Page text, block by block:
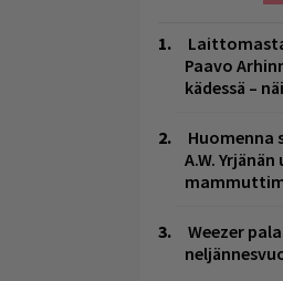
Paavo
kädessä –
Huomenna
A.W.
Weezer